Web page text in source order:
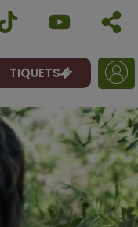
TIQUETS